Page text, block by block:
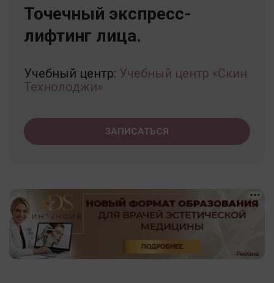
Точечный экспресс-
лифтинг лица.
Учебный центр: Учебный центр «Скин
Технолоджи»
ЗАПИСАТЬСЯ